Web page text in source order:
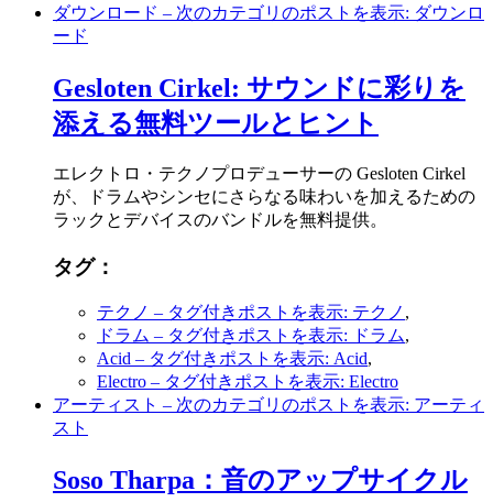
ダウンロード – 次のカテゴリのポストを表示: ダウンロ
ード
Gesloten Cirkel: サウンドに彩りを
添える無料ツールとヒント
エレクトロ・テクノプロデューサーの Gesloten Cirkel
が、ドラムやシンセにさらなる味わいを加えるための
ラックとデバイスのバンドルを無料提供。
タグ：
テクノ – タグ付きポストを表示: テクノ ,
ドラム – タグ付きポストを表示: ドラム,
Acid – タグ付きポストを表示: Acid,
Electro – タグ付きポストを表示: Electro
アーティスト – 次のカテゴリのポストを表示: アーティ
スト
Soso Tharpa：音のアップサイクル